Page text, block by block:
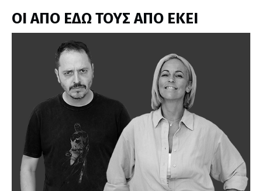
ΟΙ ΑΠΟ ΕΔΩ ΤΟΥΣ ΑΠΟ ΕΚΕΙ